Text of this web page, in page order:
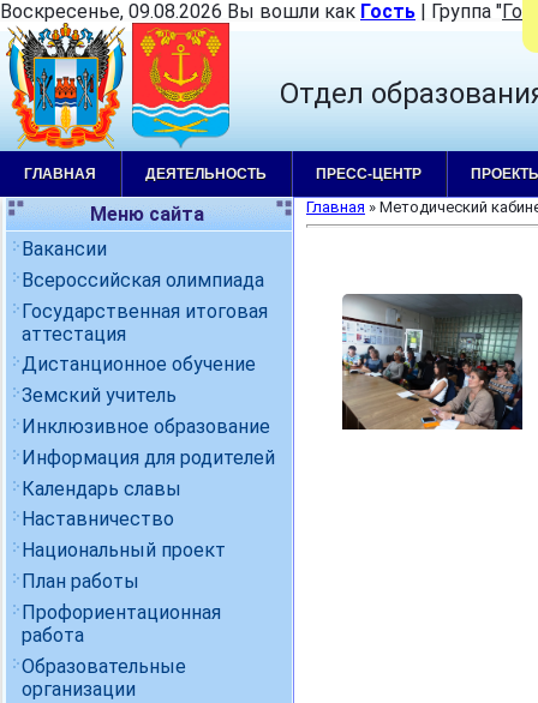
Воскресенье, 09.08.2026 Вы вошли как Гость | Группа "
Отдел
ГЛАВНАЯ ДЕЯТЕЛЬНОСТЬ ПРЕСС-ЦЕНТР
Меню сайта
Вакансии
Всероссийская олимпиада
Государственная итоговая
аттестация
Дистанционное обучение
Земский учитель
Инклюзивное образование
Информация для родителей
Календарь славы
Наставничество
Национальный проект
План работы
Профориентационная
работа
Образовательные
организации
Главная » Методический